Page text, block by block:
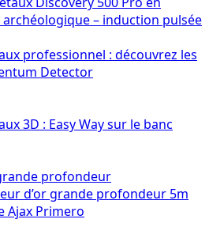
professionnel : découvrez les
Detector
3D : Easy Way sur le banc
d’or grande profondeur 5m
Ajax Primero